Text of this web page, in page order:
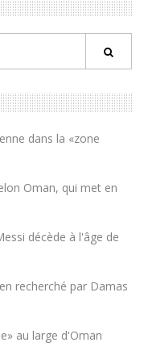
dans la «zone
Oman, qui met en
décède à l'âge de
recherché par Damas
au large d'Oman